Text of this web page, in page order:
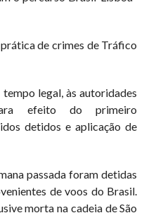
de crimes de Tráfico
legal, às autoridades
efeito do primeiro
detidos e aplicação de
passada foram detidas
de voos do Brasil.
morta na cadeia de São